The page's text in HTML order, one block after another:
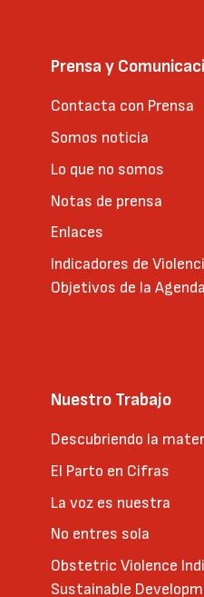
Prensa y
Contacta con Prensa
Somos noticia
Lo que no somos
Notas de prensa
Enlaces
Indicadores de
Objetivos de la
Nuestro Trabajo
Descubriendo la
El Parto en Cifras
La voz es nuestra
No entres sola
Obstetric Violence
Sustainable